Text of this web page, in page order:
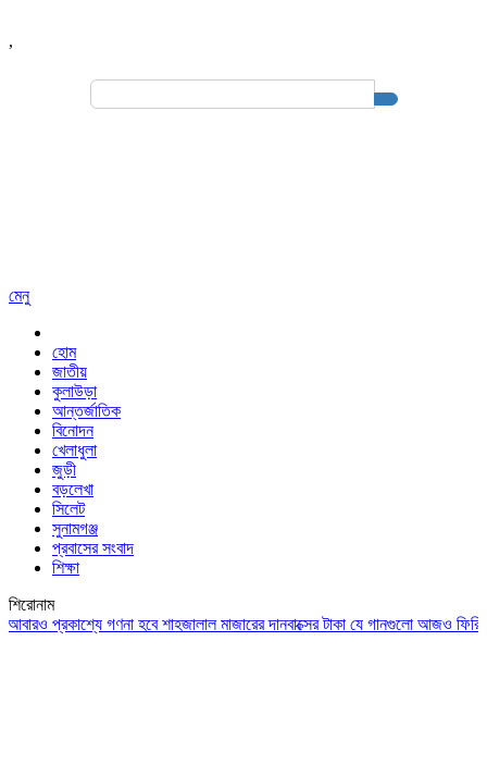
,
Search
মেনু
হোম
জাতীয়
কুলাউড়া
আন্তর্জাতিক
বিনোদন
খেলাধুলা
জুড়ী
বড়লেখা
সিলেট
সুনামগঞ্জ
প্রবাসের সংবাদ
শিক্ষা
শিরোনাম
প্রকাশ্যে গণনা হবে শাহজালাল মাজারের দানবাক্সের টাকাযে গানগুলো আজও ফিরিয়ে